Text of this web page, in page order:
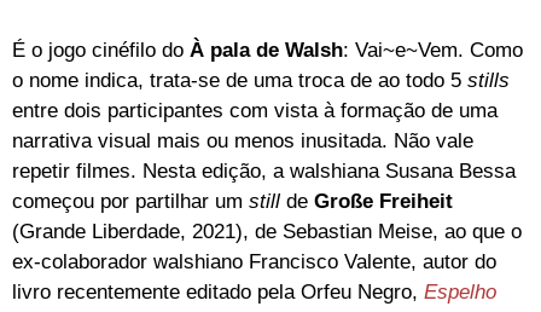
É o jogo cinéfilo do À pala de Walsh: Vai~e~Vem. Como
o nome indica, trata-se de uma troca de ao todo 5 stills
entre dois participantes com vista à formação de uma
narrativa visual mais ou menos inusitada. Não vale
repetir filmes. Nesta edição, a walshiana Susana Bessa
começou por partilhar um still de Große Freiheit
(Grande Liberdade, 2021), de Sebastian Meise, ao que o
ex-colaborador walshiano Francisco Valente, autor do
livro recentemente editado pela Orfeu Negro, Espelho